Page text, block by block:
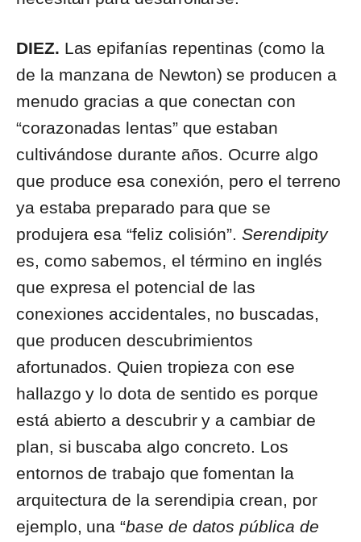
DIEZ. Las epifanías repentinas (como la
de la manzana de Newton) se producen a
menudo gracias a que conectan con
“corazonadas lentas” que estaban
cultivándose durante años. Ocurre algo
que produce esa conexión, pero el terreno
ya estaba preparado para que se
produjera esa “feliz colisión”. Serendipity
es, como sabemos, el término en inglés
que expresa el potencial de las
conexiones accidentales, no buscadas,
que producen descubrimientos
afortunados. Quien tropieza con ese
hallazgo y lo dota de sentido es porque
está abierto a descubrir y a cambiar de
plan, si buscaba algo concreto. Los
entornos de trabajo que fomentan la
arquitectura de la serendipia crean, por
ejemplo, una “base de datos pública de